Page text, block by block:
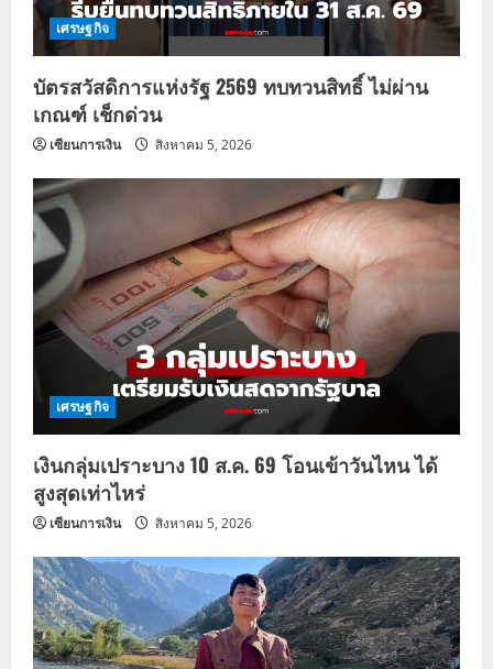
เศรษฐกิจ
บัตรสวัสดิการแห่งรัฐ 2569 ทบทวนสิทธิ์ ไม่ผ่าน
เกณฑ์ เช็กด่วน
เซียนการเงิน สิงหาคม 5, 2026
เศรษฐกิจ
เงินกลุ่มเปราะบาง 10 ส.ค. 69 โอนเข้าวันไหน ได้
สูงสุดเท่าไหร่
เซียนการเงิน สิงหาคม 5, 2026